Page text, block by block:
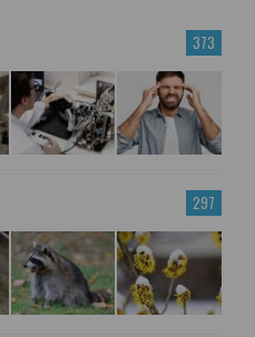
373
297